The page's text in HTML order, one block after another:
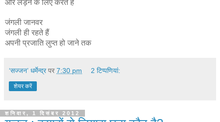
जंगली जानवर
जंगली ही रहते हैं
अपनी प्रजाति लुप्त हो जाने तक
‘सज्जन’ धर्मेन्द्र पर 7:30 pm 2 टिप्‍पणियां:
शेयर करें
शनिवार, 1 दिसंबर 2012